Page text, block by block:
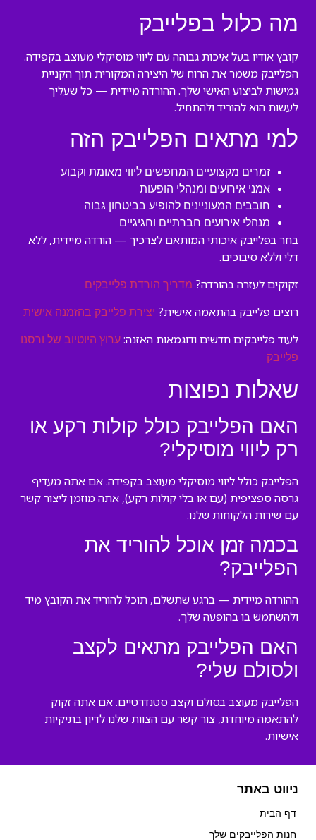
מה כלול בפלייבק
קובץ אודיו בעל איכות גבוהה עם ליווי מוסיקלי מעוצב בקפידה.
הפלייבק משמר את הרוח של היצירה המקורית תוך הקניית
גמישות לביצוע האישי שלך. ההורדה מיידית — כל שעליך
לעשות הוא להוריד ולהתחיל.
למי מתאים הפלייבק הזה
זמרים מקצועיים המחפשים ליווי מאומת וקבוע
אמני אירועים ומנהלי הופעות
חובבים המעוניינים להופיע בביטחון גבוה
מנהלי אירועים חברתיים וחגיגיים
בחר בפלייבק איכותי המותאם לצרכיך — הורדה מיידית, ללא
דלי וללא סיבוכים.
זקוקים לעזרה בהורדה? מדריך הורדת פלייבקים
רוצים פלייבק בהתאמה אישית? יצירת פלייבק בהזמנה אישית
לעוד פלייבקים חדשים ודוגמאות האזנה: ערוץ היוטיוב של ורסנו
פלייבק
שאלות נפוצות
האם הפלייבק כולל קולות רקע או
רק ליווי מוסיקלי?
הפלייבק כולל ליווי מוסיקלי מעוצב בקפידה. אם אתה מעדיף
גרסה ספציפית (עם או בלי קולות רקע), אתה מוזמן ליצור קשר
עם שירות הלקוחות שלנו.
בכמה זמן אוכל להוריד את
הפלייבק?
ההורדה מיידית — ברגע שתשלם, תוכל להוריד את הקובץ מיד
ולהשתמש בו בהופעה שלך.
האם הפלייבק מתאים לקצב
ולסולם שלי?
הפלייבק מעוצב בסולם וקצב סטנדרטיים. אם אתה זקוק
להתאמה מיוחדת, צור קשר עם הצוות שלנו לדיון בתיקיות
אישיות.
ניווט באתר
דף הבית
חנות הפלייבקים שלך